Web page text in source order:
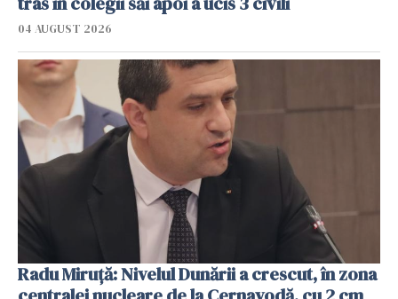
04 AUGUST 2026
Radu Miruţă: Nivelul Dunării a crescut, în zona